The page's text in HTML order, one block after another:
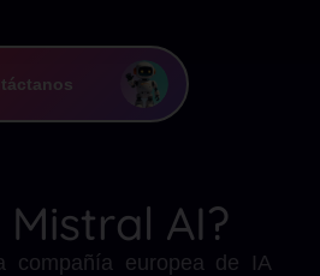
AI?
compañía europea de IA